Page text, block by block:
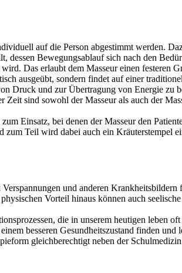
auf die Person abgestimmt werden.
Bewegungsablauf sich nach den
Das erlaubt dem Masseur einen festeren
ausgeübt, sondern findet auf einer
Druck und zur Übertragung von Energie zu
sind sowohl der Masseur als auch der
Einsatz, bei denen der Masseur den
Teil wird dabei auch ein Kräuterstempel
und anderen
Vorteil hinaus können auch
die in unserem heutigen leben
besseren Gesundheitszustand finden
gleichberechtigt neben der